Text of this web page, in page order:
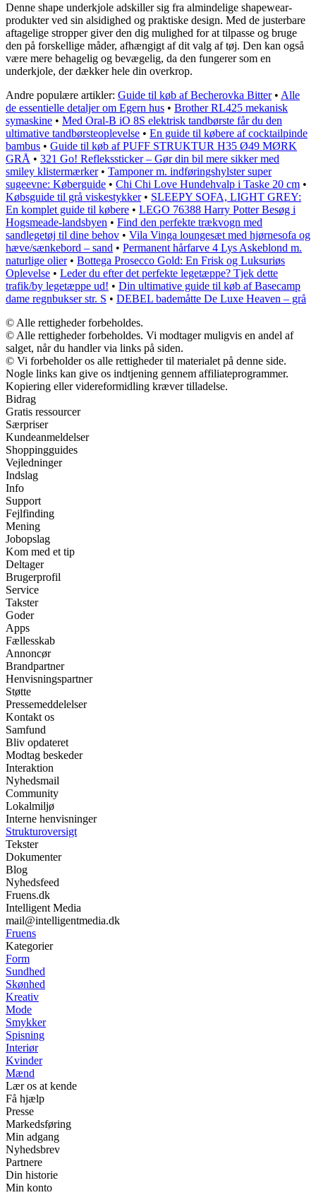
Denne shape underkjole adskiller sig fra almindelige shapewear-
produkter ved sin alsidighed og praktiske design. Med de justerbare
aftagelige stropper giver den dig mulighed for at tilpasse og bruge
den på forskellige måder, afhængigt af dit valg af tøj. Den kan også
være mere behagelig og bevægelig, da den fungerer som en
underkjole, der dækker hele din overkrop.
Andre populære artikler: Guide til køb af Becherovka Bitter• Alle
de essentielle detaljer om Egern hus • Brother RL425 mekanisk
symaskine • Med Oral-B iO 8S elektrisk tandbørste får du den
ultimative tandbørsteoplevelse • En guide til købere af cocktailpinde
bambus • Guide til køb af PUFF STRUKTUR H35 Ø49 MØRK
GRÅ • 321 Go! Reflekssticker – Gør din bil mere sikker med
smiley klistermærker• Tamponer m. indføringshylster super
sugeevne: Køberguide • Chi Chi Love Hundehvalp i Taske 20 cm •
Købsguide til grå viskestykker• SLEEPY SOFA, LIGHT GREY:
En komplet guide til købere • LEGO 76388 Harry Potter Besøg i
Hogsmeade-landsbyen • Find den perfekte trækvogn med
sandlegetøj til dine behov • Vila Vinga loungesæt med hjørnesofa og
hæve/sænkebord – sand • Permanent hårfarve 4 Lys Askeblond m.
naturlige olier• Bottega Prosecco Gold: En Frisk og Luksuriøs
Oplevelse • Leder du efter det perfekte legetæppe? Tjek dette
trafik/by legetæppe ud! • Din ultimative guide til køb af Basecamp
dame regnbukser str. S • DEBEL bademåtte De Luxe Heaven – grå
© Alle rettigheder forbeholdes.
© Alle rettigheder forbeholdes. Vi modtager muligvis en andel af
salget, når du handler via links på siden.
© Vi forbeholder os alle rettigheder til materialet på denne side.
Nogle links kan give os indtjening gennem affiliateprogrammer.
Kopiering eller videreformidling kræver tilladelse.
Bidrag
Gratis ressourcer
Særpriser
Kundeanmeldelser
Shoppingguides
Vejledninger
Indslag
Info
Support
Fejlfinding
Mening
Jobopslag
Kom med et tip
Deltager
Brugerprofil
Service
Takster
Goder
Apps
Fællesskab
Annoncør
Brandpartner
Henvisningspartner
Støtte
Pressemeddelelser
Kontakt os
Samfund
Bliv opdateret
Modtag beskeder
Interaktion
Nyhedsmail
Community
Lokalmiljø
Interne henvisninger
Strukturoversigt
Tekster
Dokumenter
Blog
Nyhedsfeed
Fruens.dk
Intelligent Media
mail@intelligentmedia.dk
Fruens
Kategorier
Form
Sundhed
Skønhed
Kreativ
Mode
Smykker
Spisning
Interiør
Kvinder
Mænd
Lær os at kende
Få hjælp
Presse
Markedsføring
Min adgang
Nyhedsbrev
Partnere
Din historie
Min konto